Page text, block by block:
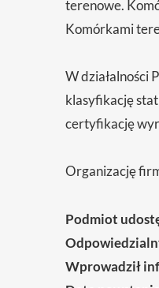
terenowe.
Komórkami
W działalności
klasyfikację
certyfikację
Organizację
Podmiot
Wprowadził